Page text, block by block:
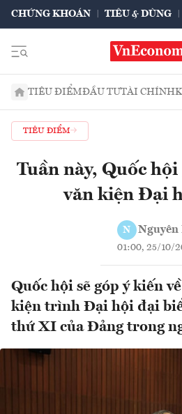
CHỨNG KHOÁN TIÊU & DÙNG
TIÊU ĐIỂMĐẦU TƯTÀI CHÍNH
TIÊU ĐIỂM
Tuần này, Quốc
văn kiện Đại
N Nguyên
01:00, 25/10/
Quốc hội sẽ góp ý kiến
kiện trình Đại hội đại
thứ XI của Đảng trong